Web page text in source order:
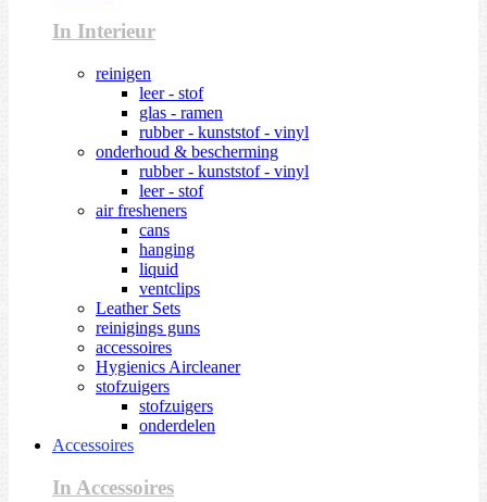
In Interieur
reinigen
leer - stof
glas - ramen
rubber - kunststof - vinyl
onderhoud & bescherming
rubber - kunststof - vinyl
leer - stof
air fresheners
cans
hanging
liquid
ventclips
Leather Sets
reinigings guns
accessoires
Hygienics Aircleaner
stofzuigers
stofzuigers
onderdelen
Accessoires
In Accessoires